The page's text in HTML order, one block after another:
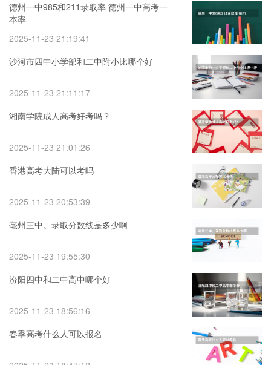
德州一中985和211录取率 德州一中高考一
本率
2025-11-23 21:19:41
沙河市四中小学部和二中附小比哪个好
2025-11-23 21:11:17
湘南学院成人高考好考吗？
2025-11-23 21:01:26
香港高考大陆可以考吗
2025-11-23 20:53:39
亳州三中。录取分数线是多少啊
2025-11-23 19:55:30
汾阳四中和二中高中哪个好
2025-11-23 18:56:16
春季高考什么人可以报名